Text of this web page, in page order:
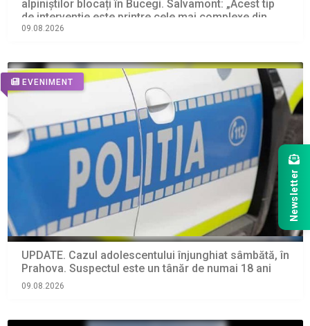
alpiniștilor blocați în Bucegi. Salvamont: „Acest tip
de intervenție este printre cele mai complexe din
salvarea montană”
09.08.2026
EVENIMENT
UPDATE. Cazul adolescentului înjunghiat sâmbătă, în
Prahova. Suspectul este un tânăr de numai 18 ani
09.08.2026
Newsletter